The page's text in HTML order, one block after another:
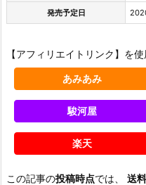
発売予定日
【アフィリエイトリンク】を
あみあみ
駿河屋
楽天
この記事の投稿時点では、 送